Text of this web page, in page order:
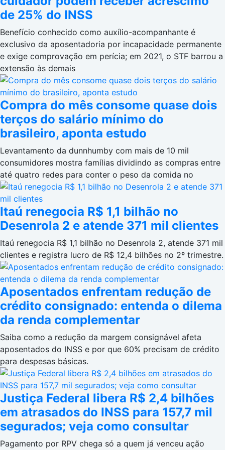
de 25% do INSS
Benefício conhecido como auxílio-acompanhante é
exclusivo da aposentadoria por incapacidade permanente
e exige comprovação em perícia; em 2021, o STF barrou a
extensão às demais
Compra do mês consome quase dois
terços do salário mínimo do
brasileiro, aponta estudo
Levantamento da dunnhumby com mais de 10 mil
consumidores mostra famílias dividindo as compras entre
até quatro redes para conter o peso da comida no
Itaú renegocia R$ 1,1 bilhão no
Desenrola 2 e atende 371 mil clientes
Itaú renegocia R$ 1,1 bilhão no Desenrola 2, atende 371 mil
clientes e registra lucro de R$ 12,4 bilhões no 2º trimestre.
Aposentados enfrentam redução de
crédito consignado: entenda o dilema
da renda complementar
Saiba como a redução da margem consignável afeta
aposentados do INSS e por que 60% precisam de crédito
para despesas básicas.
Justiça Federal libera R$ 2,4 bilhões
em atrasados do INSS para 157,7 mil
segurados; veja como consultar
Pagamento por RPV chega só a quem já venceu ação